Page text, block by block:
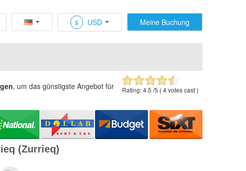
$ USD Meine Buchung
Rating:4.5 /5 (4votes cast )
, um das günstigste Angebot für
(Zurrieq)